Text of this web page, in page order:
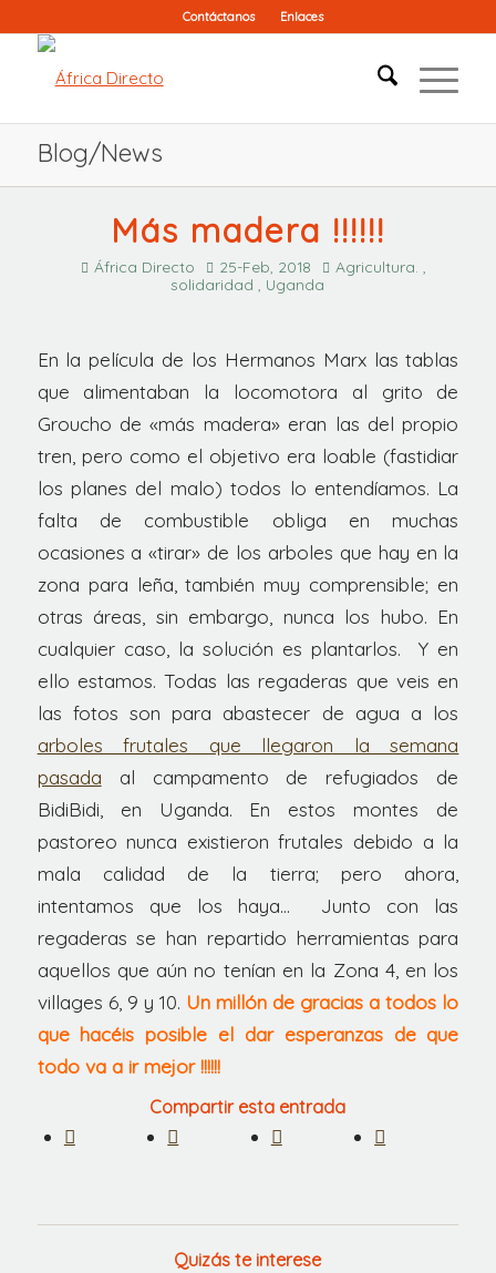
Contáctanos Enlaces
Blog/News
Más madera !!!!!!
África Directo 25-Feb, 2018
Agricultura. ,
solidaridad , Uganda
En la película de los Hermanos Marx las tablas
que alimentaban la locomotora al grito de
Groucho de «más madera» eran las del propio
tren, pero como el objetivo era loable (fastidiar
los planes del malo) todos lo entendíamos. La
falta de combustible obliga en muchas
ocasiones a «tirar» de los arboles que hay en la
zona para leña, también muy comprensible; en
otras áreas, sin embargo, nunca los hubo. En
cualquier caso, la solución es plantarlos. Y en
ello estamos. Todas las regaderas que veis en
las fotos son para abastecer de agua a los
arboles frutales que llegaron la semana
pasada al campamento de refugiados de
BidiBidi, en Uganda. En estos montes de
pastoreo nunca existieron frutales debido a la
mala calidad de la tierra; pero ahora,
intentamos que los haya… Junto con las
regaderas se han repartido herramientas para
aquellos que aún no tenían en la Zona 4, en los
villages 6, 9 y 10. Un millón de gracias a todos lo
que hacéis posible el dar esperanzas de que
todo va a ir mejor !!!!!!
Compartir esta entrada
Quizás te interese